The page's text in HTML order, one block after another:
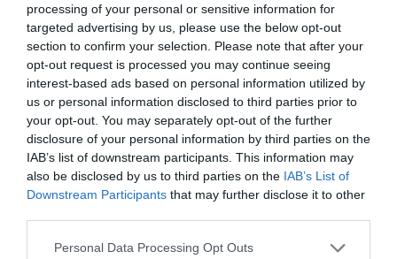
processing of your personal or sensitive information for
targeted advertising by us, please use the below opt-out
section to confirm your selection. Please note that after your
opt-out request is processed you may continue seeing
interest-based ads based on personal information utilized by
us or personal information disclosed to third parties prior to
your opt-out. You may separately opt-out of the further
disclosure of your personal information by third parties on the
IAB’s list of downstream participants. This information may
also be disclosed by us to third parties on the IAB’s List of
Downstream Participants that may further disclose it to other
Please note that this website/app uses one or more Google
Personal Data Processing Opt Outs